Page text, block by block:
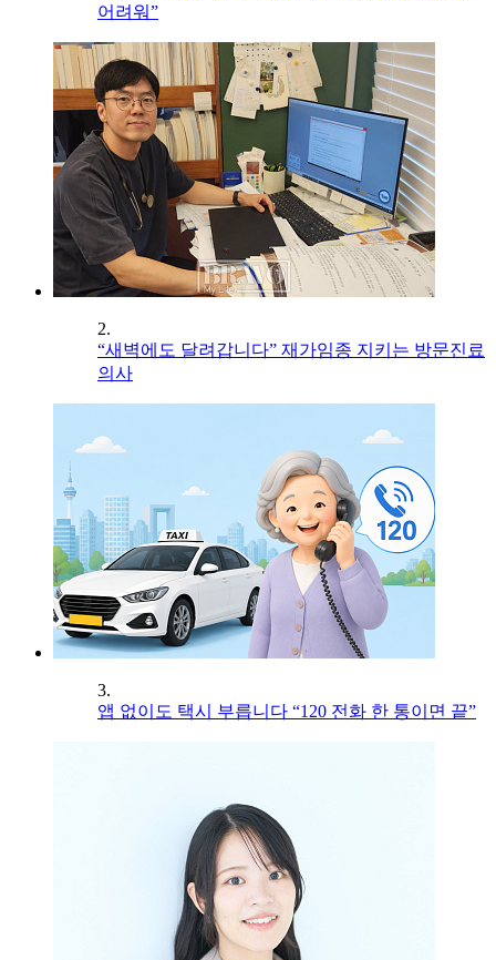
어려워”
2.
“새벽에도 달려갑니다” 재가임종 지키는 방문진료
의사
3.
앱 없이도 택시 부릅니다 “120 전화 한 통이면 끝”